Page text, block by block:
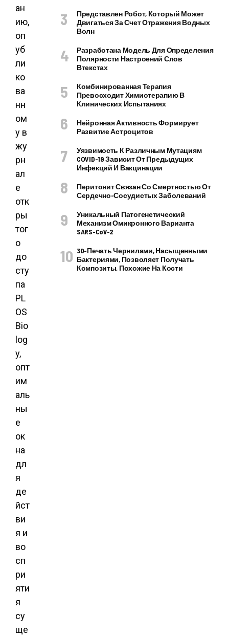
ан
ию,
оп
уб
ли
ко
ва
нн
ом
у в
жу
рн
ал
е
отк
ры
тог
о
до
сту
па
PL
OS
Bio
log
y,
опт
им
аль
ны
е
ок
на
дл
я
де
йст
ви
я и
во
сп
ри
яти
я
су
ще
Представлен Робот, Который Может
Двигаться За Счет Отражения Водных
Волн
Разработана Модель Для Определения
Полярности Настроений Слов
Втекстах
Комбинированная Терапия
Превосходит Химиотерапию В
Клинических Испытаниях
Нейронная Активность Формирует
Развитие Астроцитов
Уязвимость К Различным Мутациям
COVID-19 Зависит От Предыдущих
Инфекций И Вакцинации
Перитонит Связан Со Смертностью От
Сердечно-Сосудистых Заболеваний
Уникальный Патогенетический
Механизм Омикронного Варианта
SARS-CoV-2
3D-Печать Чернилами, Насыщенными
Бактериями, Позволяет Получать
Композиты, Похожие На Кости